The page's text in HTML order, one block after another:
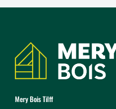
Coordonnées
Mery Bois Tilff